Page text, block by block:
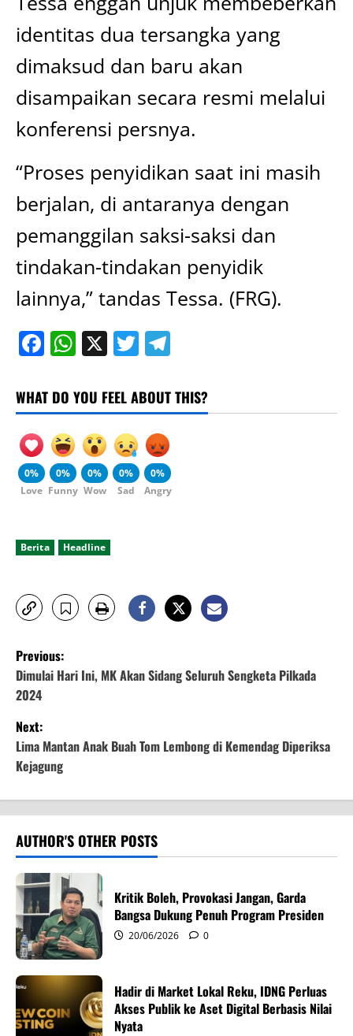
identitas dua tersangka yang
dimaksud dan baru akan
disampaikan secara resmi melalui
konferensi persnya.
“Proses penyidikan saat ini masih
berjalan, di antaranya dengan
pemanggilan saksi-saksi dan
tindakan-tindakan penyidik
lainnya,” tandas Tessa. (FRG).
Facebook
WhatsApp
X Twitter
WHAT DO YOU FEEL ABOUT THIS?
0%
Love
0%
Funny
0%
Wow
0%
Sad
0%
Angry
Berita Headline
P
o
s
t
n
a
v
i
g
a
t
i
Previous:
Dimulai Hari Ini, MK Akan Sidang Seluruh Sengketa Pilkada
2024
Next:
Lima Mantan Anak Buah Tom Lembong di Kemendag Diperiksa
Kejagung
AUTHOR'S OTHER POSTS
Kritik Boleh, Provokasi Jangan, Garda
Bangsa Dukung Penuh Program Presiden
20/06/2026 0
Hadir di Market Lokal Reku, IDNG Perluas
Akses Publik ke Aset Digital Berbasis Nilai
Nyata